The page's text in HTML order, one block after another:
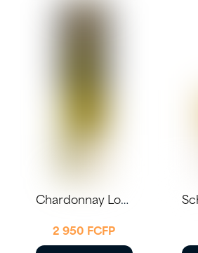
Chardonnay Loron
2 950 FCFP